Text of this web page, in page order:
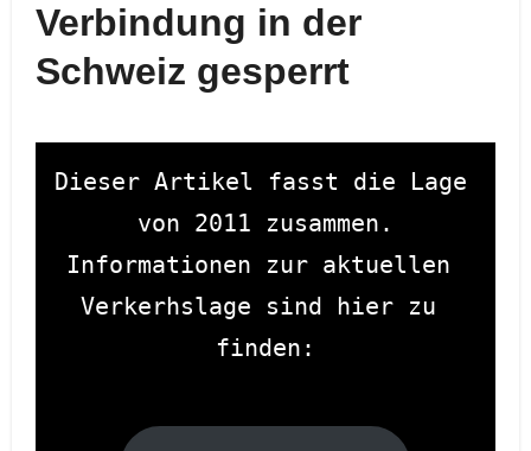
Verbindung in der
Schweiz gesperrt
Dieser Artikel fasst die Lage
von 2011 zusammen.
Informationen zur aktuellen
Verkerhslage sind hier zu
finden: